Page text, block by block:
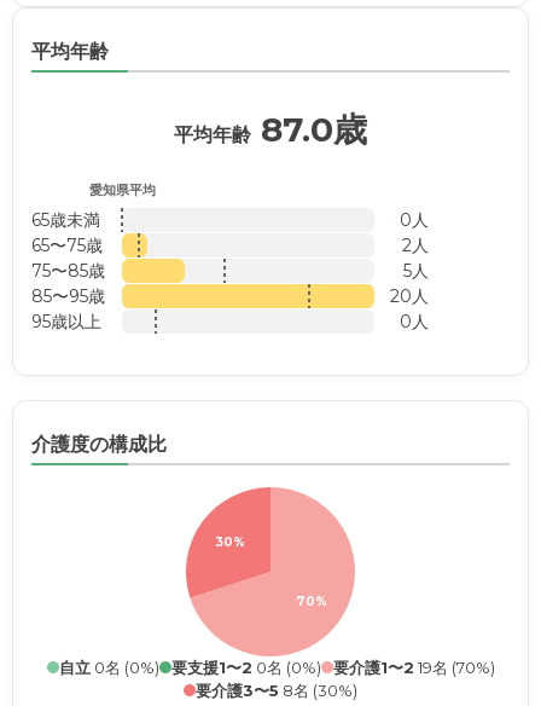
平均年齢
平均年齢 87.0歳
愛知県平均
65歳未満
0人
65〜75歳
2人
75〜85歳
5人
85〜95歳
20人
95歳以上
0人
介護度の構成比
70%
30%
自立0名 (0%) 要支援1〜2 0名 (0%) 要介護1〜2 19名 (70%)
要介護3〜5 8名 (30%)